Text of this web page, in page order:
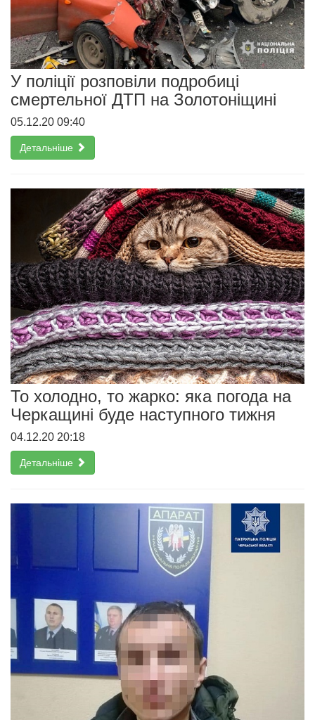
У поліції розповіли подробиці
смертельної ДТП на Золотоніщині
05.12.20 09:40
Детальніше
То холодно, то жарко: яка погода на
Черкащині буде наступного тижня
04.12.20 20:18
Детальніше